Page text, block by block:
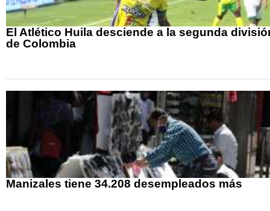
El Atlético Huila desciende a la segunda
de Colombia
Manizales tiene 34.208 desempleados más